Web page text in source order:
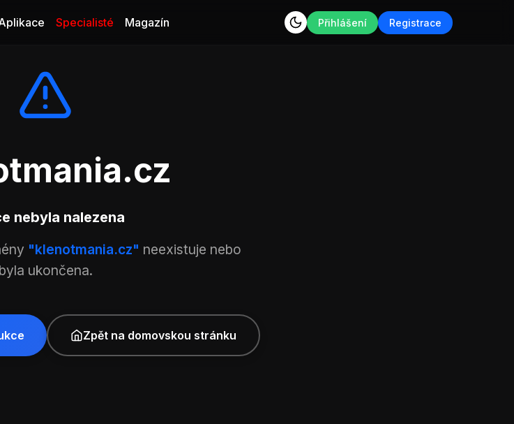
Specialisté Magazín Přihlášení Registrace
nebyla nalezena
"klenotmania.cz" neexistuje nebo
byla ukončena.
Zpět na domovskou stránku